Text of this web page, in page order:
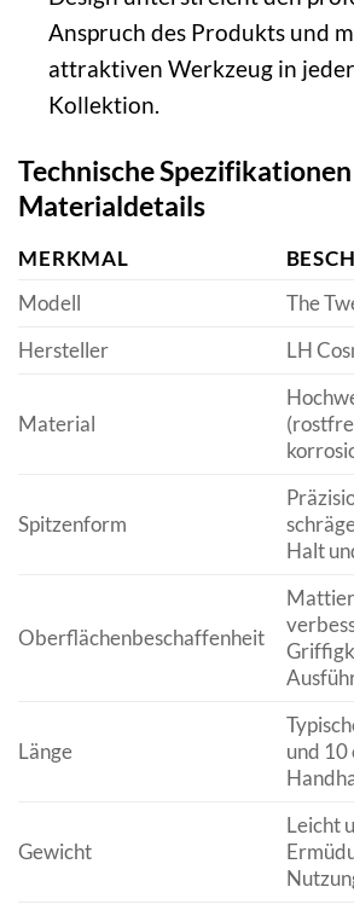
Anspruch des Produkts und
attraktiven Werkzeug in
Kollektion.
Technische
Materialdetails
MERKMAL
Modell
The
Hersteller
LH
Material
Spitzenform
Halt
Oberflächenbeschaffenheit
Länge
und
Gewicht
Leicht